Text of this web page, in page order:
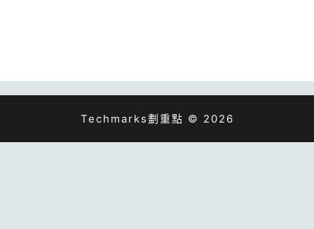
Techmarks劃重點 © 2026